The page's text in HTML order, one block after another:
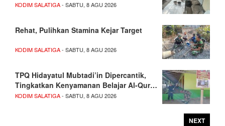
KODIM SALATIGA- SABTU, 8 AGU 2026
Rehat, Pulihkan Stamina Kejar Target
KODIM SALATIGA- SABTU, 8 AGU 2026
TPQ Hidayatul Mubtadi’in Dipercantik,
Tingkatkan Kenyamanan Belajar Al-Qur…
KODIM SALATIGA- SABTU, 8 AGU 2026
NEXT